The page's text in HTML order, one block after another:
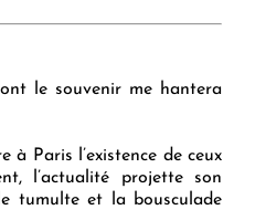
le souvenir me hantera
à Paris l’existence de ceux
l’actualité projette son
tumulte et la bousculade